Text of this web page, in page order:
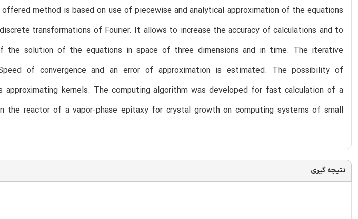
method is based on use of piecewise and analytical approximation of the equations
transformations of Fourier. It allows to increase the accuracy of calculations and to
the solution of the equations in space of three dimensions and in time. The iterative
of convergence and an error of approximation is estimated. The possibility of
approximating kernels. The computing algorithm was developed for fast calculation of a
the reactor of a vapor-phase epitaxy for crystal growth on computing systems of small
نتیجه گیری